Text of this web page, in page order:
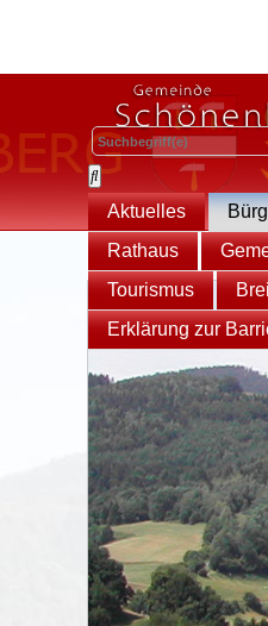
Aktuelles
Rathaus
Tourismus
Erklärung zur